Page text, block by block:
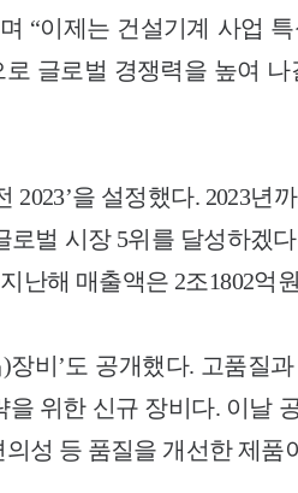
“이제는 건설기계 사업
글로벌 경쟁력을 높여 나
을 설정했다. 2023년
벌 시장 5위를 달성하겠
난해 매출액은 2조1802억
비’도 공개했다. 고품질
위한 신규 장비다. 이날
성 등 품질을 개선한 제품